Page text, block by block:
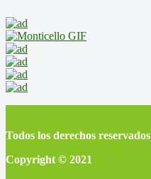
Todos los derechos reservados
Copyright © 2021